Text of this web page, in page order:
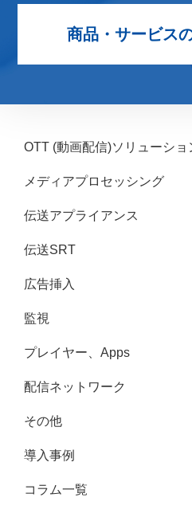
商品・サービス
OTT (動画配信)ソリューショ
メディアプロセッシング
伝送アプライアンス
伝送SRT
広告挿入
監視
プレイヤー、Apps
配信ネットワーク
その他
導入事例
コラム一覧